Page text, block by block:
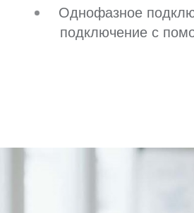
Однофазное
подключение с